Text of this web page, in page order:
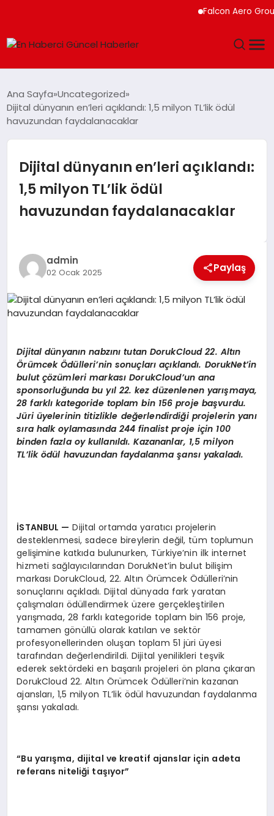
Falcon Aero Group,
TEKNOLOJI
MAGAZIN
EKONOMI
EĞITIM
Ana Sayfa Uncategorized
Dijital dünyanın en’leri açıklandı: 1,5 milyon TL’lik ödül
havuzundan faydalanacaklar
Dijital dünyanın en’leri açıklandı:
1,5 milyon TL’lik ödül
havuzundan faydalanacaklar
admin
02 Ocak 2025 Paylaş
Dijital dünyanın nabzını tutan DorukCloud 22. Altın
Örümcek Ödülleri’nin sonuçları açıklandı. DorukNet’in
bulut çözümleri markası DorukCloud’un ana
sponsorluğunda bu yıl 22. kez düzenlenen yarışmaya,
28 farklı kategoride toplam bin 156 proje başvurdu.
Jüri üyelerinin titizlikle değerlendirdiği projelerin yanı
sıra halk oylamasında 244 finalist proje için 100
binden fazla oy kullanıldı. Kazananlar, 1,5 milyon
TL’lik ödül havuzundan faydalanma şansı yakaladı.
İSTANBUL — Dijital ortamda yaratıcı projelerin
desteklenmesi, sadece bireylerin değil, tüm toplumun
gelişimine katkıda bulunurken, Türkiye’nin ilk internet
hizmeti sağlayıcılarından DorukNet’in bulut bilişim
markası DorukCloud, 22. Altın Örümcek Ödülleri’nin
sonuçlarını açıkladı. Dijital dünyada fark yaratan
çalışmaları ödüllendirmek üzere gerçekleştirilen
yarışmada, 28 farklı kategoride toplam bin 156 proje,
tamamen gönüllü olarak katılan ve sektör
profesyonellerinden oluşan toplam 51 jüri üyesi
tarafından değerlendirildi. Dijital yenilikleri teşvik
ederek sektördeki en başarılı projeleri ön plana çıkaran
DorukCloud 22. Altın Örümcek Ödülleri’nin kazanan
ajansları, 1,5 milyon TL’lik ödül havuzundan faydalanma
şansı yakaladı.
“Bu yarışma, dijital ve kreatif ajanslar için adeta
referans niteliği taşıyor”